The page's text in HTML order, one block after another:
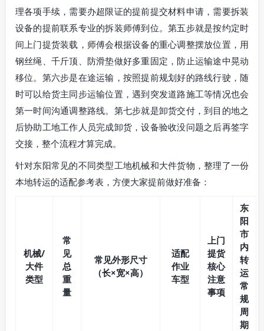
理各项手续，需要办超限证的提前提交材料申请，需要拆装
设备的提前联系专业的拆装师傅到位。第五步就是按约定时
间上门提货装载，师傅会根据设备的重心调整摆放位置，用
钢丝绳、千斤顶、防滑垫做好多重固定，防止运输途中晃动
移位。第六步是在途运输，按照提前规划好的路线行驶，随
时可以给货主同步运输位置，遇到突发道路施工等情况也会
第一时间沟通调整路线。第七步就是卸货交付，到目的地之
后协助工地工作人员完成卸货，设备验收没问题之后再签字
交接，整个流程才算完成。
针对东阳常见的不同类型工地机械和大件货物，整理了一份
本地转运的适配参考表，方便大家提前做好准备：
机械/
大件
类型
常
见
总
重
量
常见外形尺寸
（长×宽×高）
适配
作业
车型
上门
提货
核心
注意
事项
东
阳
市
内
转
运
常
规
周
期